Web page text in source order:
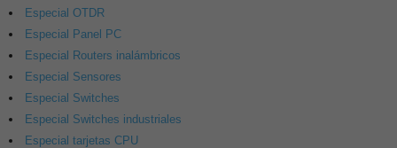
Especial OTDR
Especial Panel PC
Especial Routers inalámbricos
Especial Sensores
Especial Switches
Especial Switches industriales
Especial tarjetas CPU